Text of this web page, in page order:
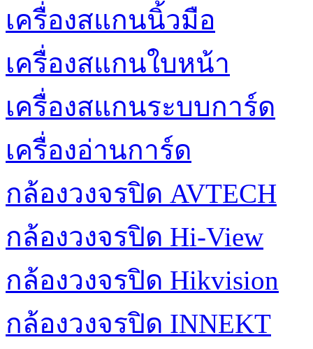
เครื่องสแกนนิ้วมือ
เครื่องสแกนใบหน้า
เครื่องสแกนระบบการ์ด
เครื่องอ่านการ์ด
กล้องวงจรปิด AVTECH
กล้องวงจรปิด Hi-View
กล้องวงจรปิด Hikvision
กล้องวงจรปิด INNEKT